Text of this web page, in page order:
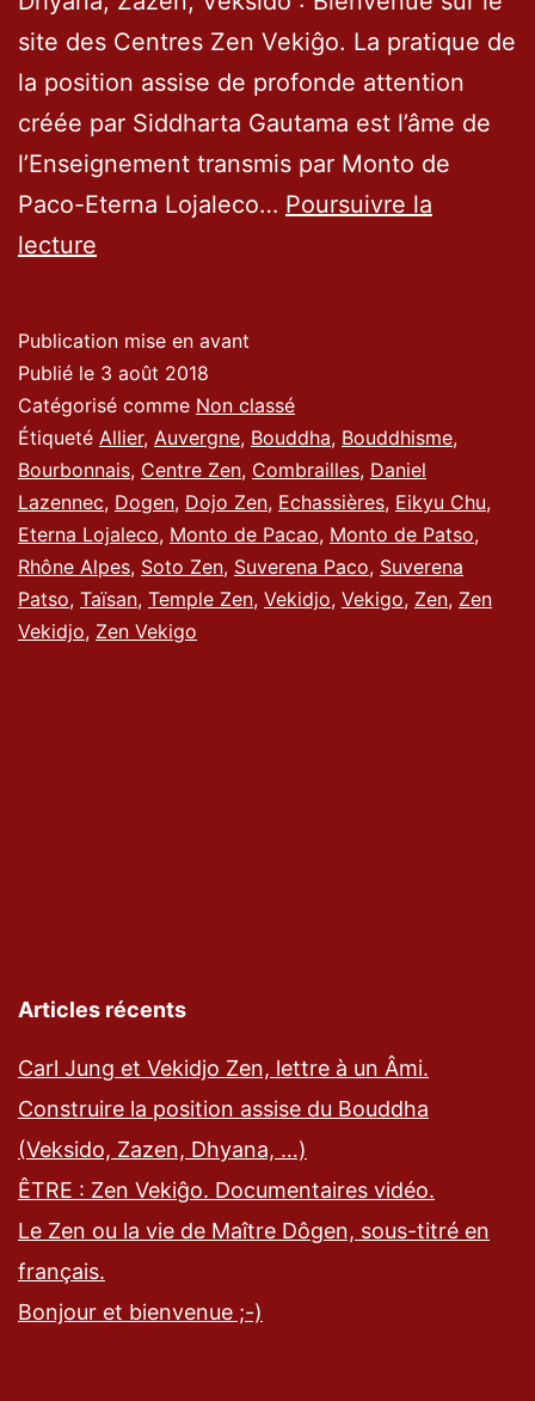
site des Centres Zen Vekiĝo. La pratique de
la position assise de profonde attention
créée par Siddharta Gautama est l’âme de
l’Enseignement transmis par Monto de
Paco-Eterna Lojaleco… Poursuivre la
lecture
Publication mise en avant
Publié le 3 août 2018
Catégorisé comme Non classé
Étiqueté Allier, Auvergne, Bouddha, Bouddhisme,
Bourbonnais, Centre Zen, Combrailles, Daniel
Lazennec, Dogen, Dojo Zen, Echassières, Eikyu Chu,
Eterna Lojaleco, Monto de Pacao, Monto de Patso,
Rhône Alpes, Soto Zen, Suverena Paco, Suverena
Patso, Taïsan, Temple Zen, Vekidjo, Vekigo, Zen, Zen
Vekidjo, Zen Vekigo
Articles récents
Carl Jung et Vekidjo Zen, lettre à un Âmi.
Construire la position assise du Bouddha
(Veksido, Zazen, Dhyana, …)
ÊTRE : Zen Vekiĝo. Documentaires vidéo.
Le Zen ou la vie de Maître Dôgen, sous-titré en
français.
Bonjour et bienvenue ;-)